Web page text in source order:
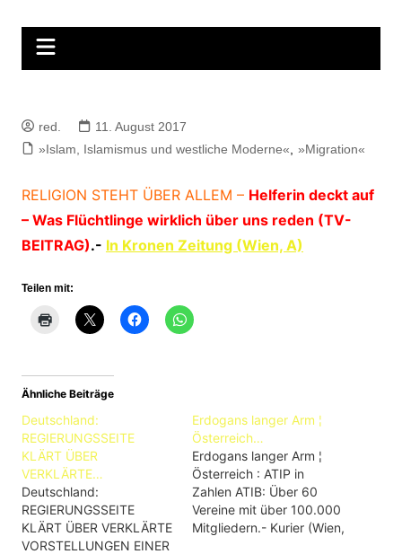
springen
red.
11. August 2017
»Islam, Islamismus und westliche Moderne«
»Migration«
RELIGION STEHT ÜBER ALLEM – Helferin deckt auf
– Was Flüchtlinge wirklich über uns reden (TV-
BEITRAG).- In Kronen Zeitung (Wien, A)
Teilen mit:
Ähnliche Beiträge
Deutschland:
REGIERUNGSSEITE
KLÄRT ÜBER
VERKLÄRTE…
Deutschland:
REGIERUNGSSEITE
KLÄRT ÜBER VERKLÄRTE
VORSTELLUNGEN EINER
Erdogans langer Arm ¦
Österreich…
Erdogans langer Arm ¦
Österreich : ATIP in
Zahlen ATIB: Über 60
Vereine mit über 100.000
Mitgliedern.- Kurier (Wien,